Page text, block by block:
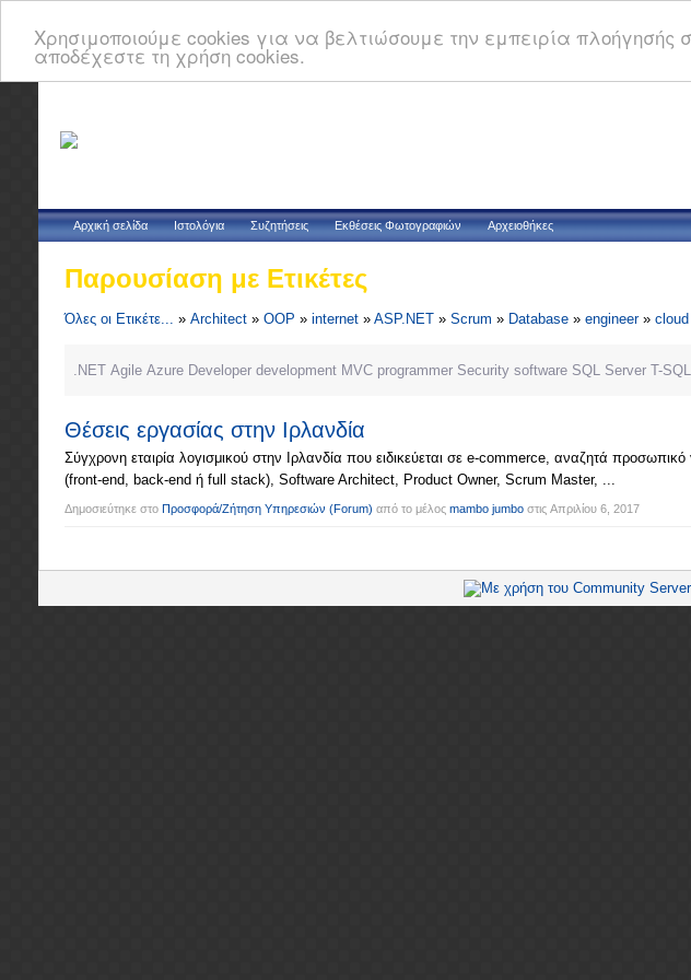
Χρησιμοποιούμε cookies για να βελτιώσουμε την εμπειρία πλοήγησής
αποδέχεστε τη χρήση cookies.
Αρχική σελίδα Ιστολόγια Συζητήσεις Εκθέσεις Φωτογραφιών Αρχειοθήκες
Παρουσίαση με Ετικέτες
Όλες οι Ετικέτε... » Architect » OOP » internet » ASP.NET » Scrum » Database » engineer» cloud
.NET Agile Azure Developer development MVC programmer Security software SQL Server T-SQL
Θέσεις εργασίας στην Ιρλανδία
Σύγχρονη εταιρία λογισμικού στην Ιρλανδία που ειδικεύεται σε e-commerce, αναζητά
(front-end, back-end ή full stack), Software Architect, Product Owner, Scrum Master, ...
Δημοσιεύτηκε στο Προσφορά/Ζήτηση Υπηρεσιών (Forum) από το μέλος mambo jumbo στις Απριλίου 6, 2017